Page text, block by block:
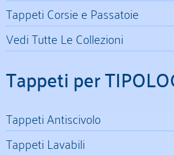
Tappeti Corsie e Passatoie
Vedi Tutte Le Collezioni
Tappeti per
Tappeti Antiscivolo
Tappeti Lavabili